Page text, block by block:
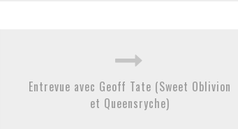
Entrevue avec Geoff Tate (Sweet Oblivion
et Queensryche)